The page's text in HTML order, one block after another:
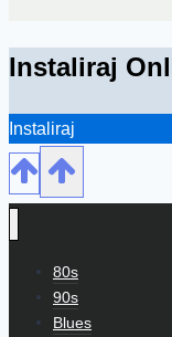
Instaliraj
Instaliraj
80s
90s
Blues